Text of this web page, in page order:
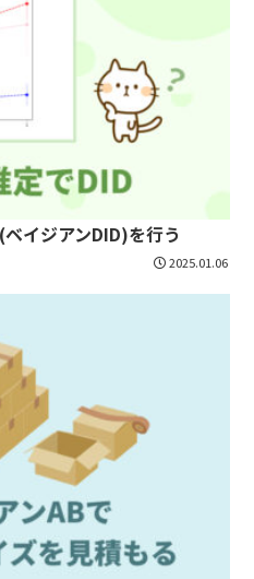
イジアンDID)を行う
2025.01.06